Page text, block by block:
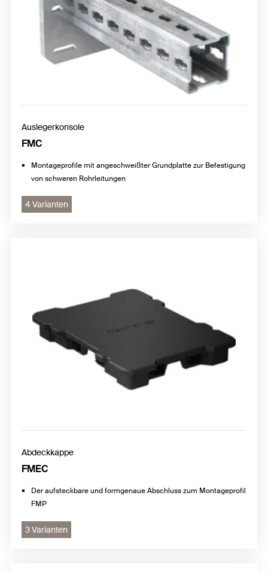
Auslegerkonsole
FMC
Montageprofile mit angeschweißter Grundplatte zur Befestigung
von schweren Rohrleitungen
4 Varianten
Abdeckkappe
FMEC
Der aufsteckbare und formgenaue Abschluss zum Montageprofil
FMP
3 Varianten